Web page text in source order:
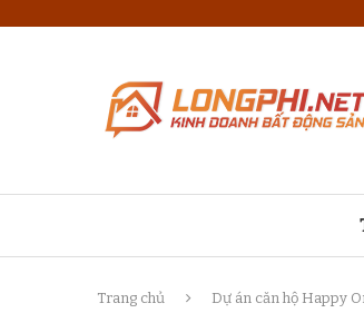
Trang chủ Dự án căn hộ Happy